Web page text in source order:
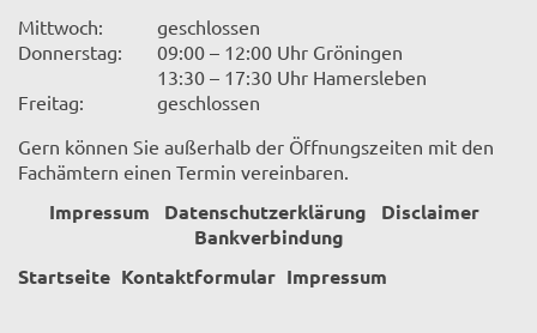
Mittwoch:
geschlossen
Donnerstag:
09:00 – 12:00 Uhr Gröningen
13:30 – 17:30 Uhr Hamersleben
Freitag:
geschlossen
Gern können Sie außerhalb der Öffnungszeiten mit den
Fachämtern einen Termin vereinbaren.
Impressum Datenschutzerklärung
Disclaimer
Bankverbindung
Startseite Kontaktformular Impressum